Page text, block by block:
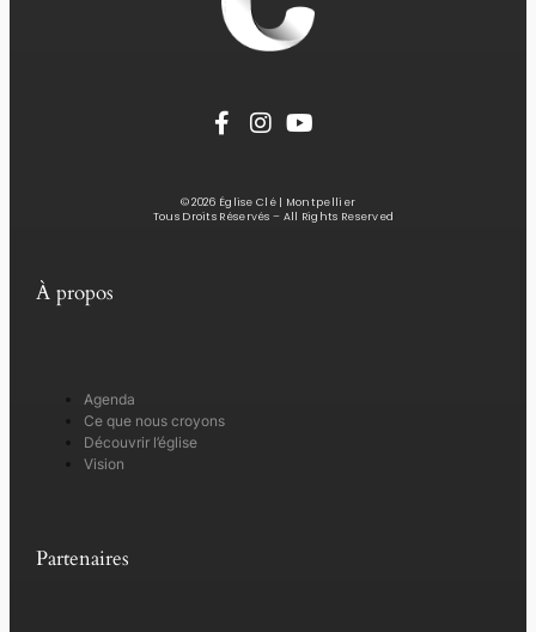
© 2026 Église Clé | Montpellier
Tous Droits Réservés – All Rights Reserved
À propos
Agenda
Ce que nous croyons
Découvrir l’église
Vision
Partenaires